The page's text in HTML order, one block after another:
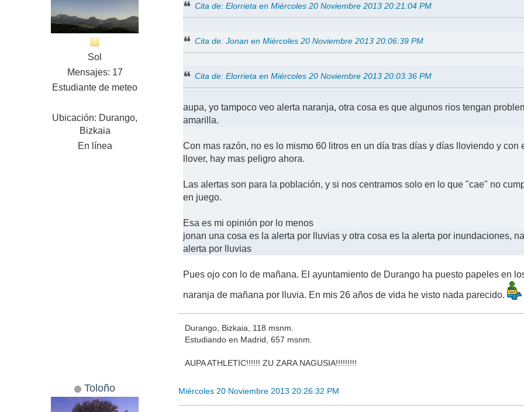
Sol
Mensajes: 17
Estudiante de meteo
Ubicación: Durango,
Bizkaia
En línea
Cita de: Elorrieta en Miércoles 20 Noviembre 2013 20:21:04 PM
Cita de: Jonan en Miércoles 20 Noviembre 2013 20:06:39 PM
Cita de: Elorrieta en Miércoles 20 Noviembre 2013 20:03:36 PM
aupa, yo tampoco veo alerta naranja, otra cosa es que algunos rios tengan
amarilla.
Con mas razón, no es lo mismo 60 litros en un día tras días y días lloviendo y
llover, hay mas peligro ahora.
Las alertas son para la población, y si nos centramos solo en lo que "cae" no
en juego.
Esa es mi opinión por lo menos
jonan una cosa es la alerta por lluvias y otra cosa es la alerta por inundaciones,
alerta por lluvias
Pues ojo con lo de mañana. El ayuntamiento de Durango ha puesto papeles en
naranja de mañana por lluvia. En mis 26 años de vida he visto nada parecido.
Durango, Bizkaia, 118 msnm.
Estudiando en Madrid, 657 msnm.
AUPA ATHLETIC!!!!!! ZU ZARA NAGUSIA!!!!!!!!!
Toloño Miércoles 20 Noviembre 2013 20:26:32 PM